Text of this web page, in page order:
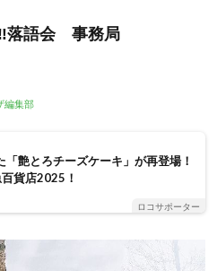
落語会 事務局
編集部
「艶とろチーズケーキ」が再登場！
貨店2025！
ロコサポーター